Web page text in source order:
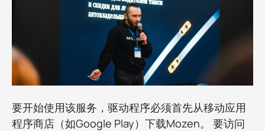
要开始使用该服务，驱动程序必须首先从移动应用
程序商店（如Google Play）下载Mozen。 要访问